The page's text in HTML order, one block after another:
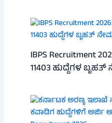
IBPS Recruitment
11403 ಹುದ್ದೆಗಳ